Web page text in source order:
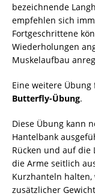
bezeichnende
empfehlen sich
Fortgeschrittene
Wiederholungen
Muskelaufbau
Eine weitere
Butterfly-Übung.
Diese Übung kann
Hantelbank
Rücken und auf die
die Arme seitlich
Kurzhanteln
zusätzlicher